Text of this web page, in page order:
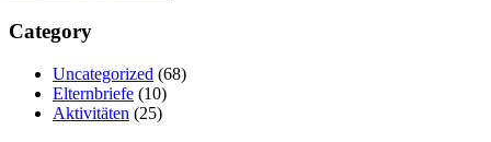
Category
Uncategorized (68)
Elternbriefe (10)
Aktivitäten (25)